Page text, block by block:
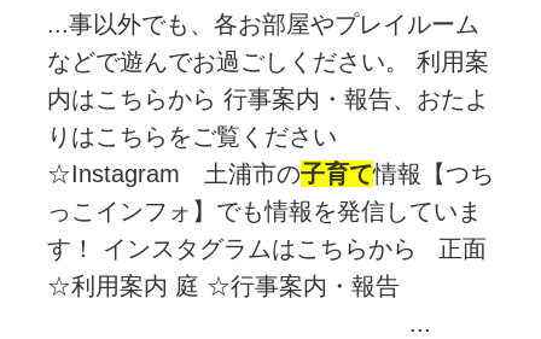
...事以外でも、各お部屋やプレイルーム
などで遊んでお過ごしください。 利用案
内はこちらから 行事案内・報告、おたよ
りはこちらをご覧ください
☆Instagram 土浦市の子育て情報【つち
っこインフォ】でも情報を発信していま
す！ インスタグラムはこちらから 正面
☆利用案内 庭 ☆行事案内・報告
...